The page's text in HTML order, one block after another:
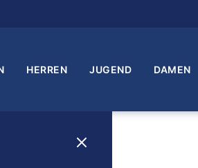
HERREN JUGEND DAMEN